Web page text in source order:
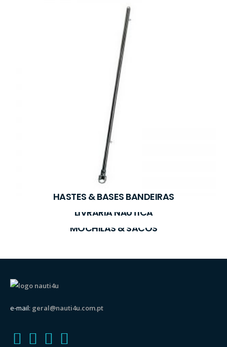
HASTES & BASES BANDEIRAS
LIVRARIA NÁUTICA
MOCHILAS & SACOS
e-mail: geral@nauti4u.com.pt